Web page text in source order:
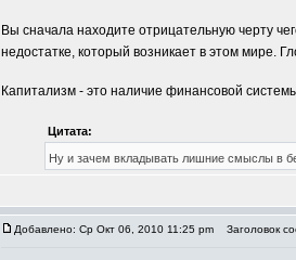
Вы сначала находите отрицательную черту
недостатке, который возникает в этом мире.
Капитализм - это наличие финансовой
Цитата:
Ну и зачем вкладывать лишние смыслы в
Добавлено: Ср Окт 06, 2010 11:25 pm Заголовок